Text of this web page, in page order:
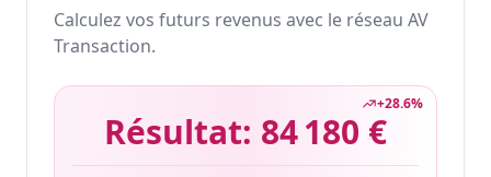
Calculez vos futurs revenus avec le réseau AV
Transaction.
+28.6%
Résultat: 84 180 €